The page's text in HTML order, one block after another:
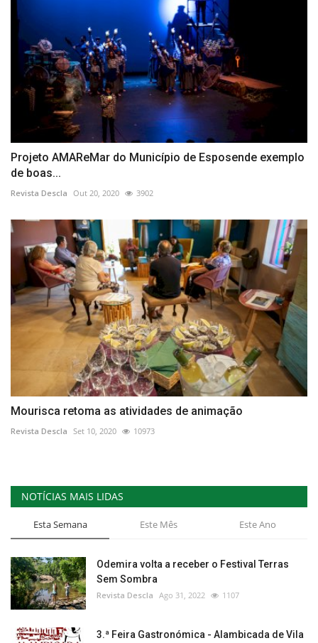
Projeto AMAReMar do Município de Esposende exemplo
de boas...
Revista Descla Out 20, 2020 3902
Mourisca retoma as atividades de animação
Revista Descla Set 10, 2020 10973
NOTÍCIAS MAIS LIDAS
Esta Semana Este Mês Este Ano
Odemira volta a receber o Festival Terras
Sem Sombra
Revista Descla Ago 31, 2022 1107
3.ª Feira Gastronómica - Alambicada de Vila